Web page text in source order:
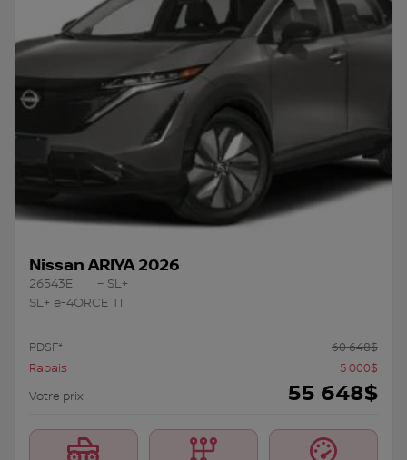
Nissan ARIYA 2026
26543E
– SL+
SL+ e-4ORCE TI
PDSF* 60 648$
Rabais
5 000$
Votre prix
55 648$